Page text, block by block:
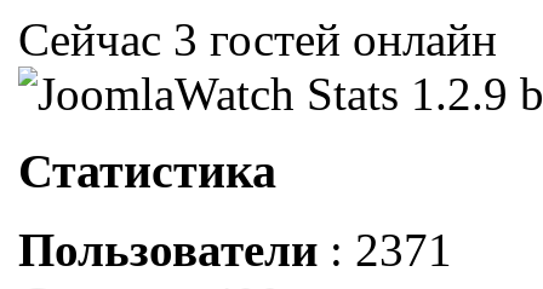
Сейчас 3 гостей онлайн
Статистика
Пользователи : 2371